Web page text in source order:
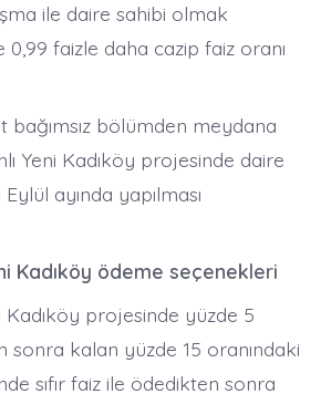
ile daire sahibi olmak
faizle daha cazip faiz oranı
bağımsız bölümden meydana
Yeni Kadıköy projesinde daire
ayında yapılması
Kadıköy ödeme seçenekleri
Kadıköy projesinde yüzde 5
sonra kalan yüzde 15 oranındaki
sıfır faiz ile ödedikten sonra